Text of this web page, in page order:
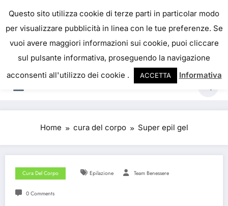
content
IL PORTALE DEL BENESSERE
La salute è come il denaro, non abbiamo mai una
vera idea del suo valore fino a quando la
perdiamo. Josh Billings
Home cura del corpo Super epil gel
Cura Del Corpo Epilazione Team Benessere
0 Comments
Questo sito utilizza cookie di terze parti in particolar modo
per visualizzare pubblicità in linea con le tue preferenze. Se
vuoi avere maggiori informazioni sui cookie, puoi cliccare
sul pulsante informativa, proseguendo la navigazione
acconsenti all'utilizzo dei cookie .
ACCETTA Informativa